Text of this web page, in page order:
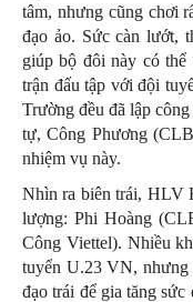
tâm, nhưng cũng chơi
đạo ảo. Sức càn lướt,
giúp bộ đôi này có
trận đấu tập với đội
Trường đều đã lập
tự, Công Phương
nhiệm vụ này.
Nhìn ra biên trái, HLV
lượng: Phi Hoàng
Công Viettel). Nhiều
tuyển U.23 VN, nhưng
đạo trái để gia tăng